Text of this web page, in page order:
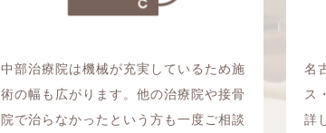
中部治療院は機械が充実しているため施
術の幅も広がります。他の治療院や接骨
院で治らなかったという方も一度ご相談
名
ス
詳